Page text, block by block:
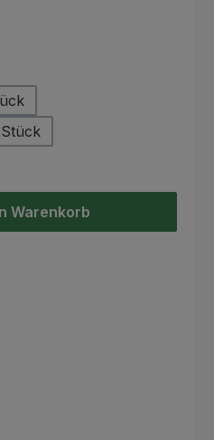
oder benutze die Schaltflächen
Warenkorb